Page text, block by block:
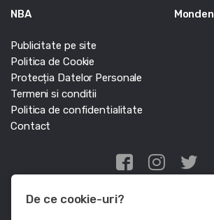
NBA
Monden
Publicitate pe site
Politica de Cookie
Protecția Datelor Personale
Termeni si conditii
Politica de confidentialitate
Contact
Edris Digital Agency
De ce cookie-uri?